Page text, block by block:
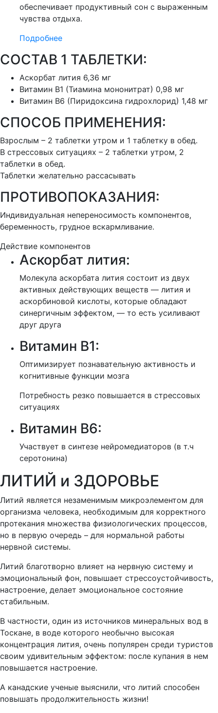
обеспечивает продуктивный сон с выраженным
чувства отдыха.
Подробнее
СОСТАВ 1 ТАБЛЕТКИ:
Аскорбат лития 6,36 мг
Витамин B1 (Тиамина мононитрат) 0,98 мг
Витамин B6 (Пиридоксина гидрохлорид) 1,48 мг
СПОСОБ ПРИМЕНЕНИЯ:
Взрослым – 2 таблетки утром и 1 таблетку в обед.
В стрессовых ситуациях – 2 таблетки утром, 2
таблетки в обед.
Таблетки желательно рассасывать
ПРОТИВОПОКАЗАНИЯ:
Индивидуальная непереносимость компонентов,
беременность, грудное вскармливание.
Действие компонентов
Аскорбат лития:
Молекула аскорбата лития состоит из двух
активных действующих веществ — лития и
аскорбиновой кислоты, которые обладают
синергичным эффектом, — то есть усиливают
друг друга
Витамин B1:
Оптимизирует познавательную активность и
когнитивные функции мозга
Потребность резко повышается в стрессовых
ситуациях
Витамин B6:
Участвует в синтезе нейромедиаторов (в т.ч
серотонина)
ЛИТИЙ и ЗДОРОВЬЕ
Литий является незаменимым микроэлементом для
организма человека, необходимым для корректного
протекания множества физиологических процессов,
но в первую очередь – для нормальной работы
нервной системы.
Литий благотворно влияет на нервную систему и
эмоциональный фон, повышает стрессоустойчивость,
настроение, делает эмоциональное состояние
стабильным.
В частности, один из источников минеральных вод в
Тоскане, в воде которого необычно высокая
концентрация лития, очень популярен среди туристов
своим удивительным эффектом: после купания в нем
повышается настроение.
А канадские ученые выяснили, что литий способен
повышать продолжительность жизни!